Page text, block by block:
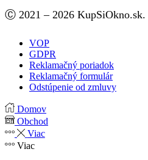
Facebook
Ⓒ 2021 – 2026 KupSiOkno.sk.
VOP
GDPR
Reklamačný poriadok
Reklamačný formulár
Odstúpenie od zmluvy
Domov
Obchod
Viac
Viac